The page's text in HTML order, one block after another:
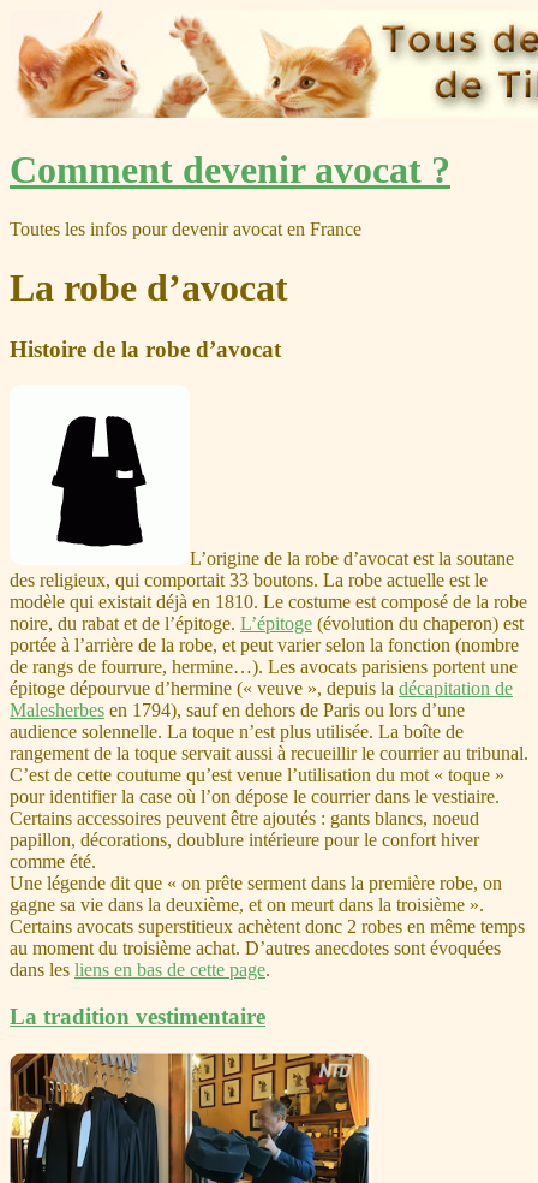
Skip
to
Comment devenir avocat ?
Toutes les infos pour devenir avocat en France
La robe d’avocat
Histoire de la robe d’avocat
L’origine de la robe d’avocat est la soutane
des religieux, qui comportait 33 boutons. La robe actuelle est le
modèle qui existait déjà en 1810. Le costume est composé de la robe
noire, du rabat et de l’épitoge. L’épitoge (évolution du chaperon) est
portée à l’arrière de la robe, et peut varier selon la fonction (nombre
de rangs de fourrure, hermine…). Les avocats parisiens portent une
épitoge dépourvue d’hermine (« veuve », depuis la décapitation de
Malesherbes en 1794), sauf en dehors de Paris ou lors d’une
audience solennelle. La toque n’est plus utilisée. La boîte de
rangement de la toque servait aussi à recueillir le courrier au tribunal.
C’est de cette coutume qu’est venue l’utilisation du mot « toque »
pour identifier la case où l’on dépose le courrier dans le vestiaire.
Certains accessoires peuvent être ajoutés : gants blancs, noeud
papillon, décorations, doublure intérieure pour le confort hiver
comme été.
Une légende dit que « on prête serment dans la première robe, on
gagne sa vie dans la deuxième, et on meurt dans la troisième ».
Certains avocats superstitieux achètent donc 2 robes en même temps
au moment du troisième achat. D’autres anecdotes sont évoquées
dans les liens en bas de cette page.
La tradition vestimentaire